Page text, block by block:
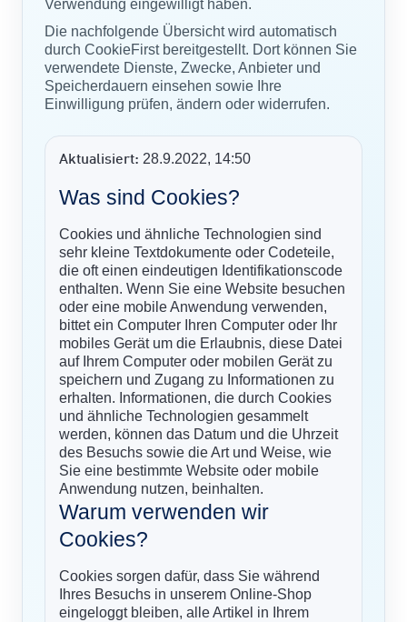
Verwendung eingewilligt haben.
Die nachfolgende Übersicht wird automatisch
durch CookieFirst bereitgestellt. Dort können Sie
verwendete Dienste, Zwecke, Anbieter und
Speicherdauern einsehen sowie Ihre
Einwilligung prüfen, ändern oder widerrufen.
Aktualisiert: 28.9.2022, 14:50
Was sind Cookies?
Cookies und ähnliche Technologien sind
sehr kleine Textdokumente oder Codeteile,
die oft einen eindeutigen Identifikationscode
enthalten. Wenn Sie eine Website besuchen
oder eine mobile Anwendung verwenden,
bittet ein Computer Ihren Computer oder Ihr
mobiles Gerät um die Erlaubnis, diese Datei
auf Ihrem Computer oder mobilen Gerät zu
speichern und Zugang zu Informationen zu
erhalten. Informationen, die durch Cookies
und ähnliche Technologien gesammelt
werden, können das Datum und die Uhrzeit
des Besuchs sowie die Art und Weise, wie
Sie eine bestimmte Website oder mobile
Anwendung nutzen, beinhalten.
Warum verwenden wir
Cookies?
Cookies sorgen dafür, dass Sie während
Ihres Besuchs in unserem Online-Shop
eingeloggt bleiben, alle Artikel in Ihrem